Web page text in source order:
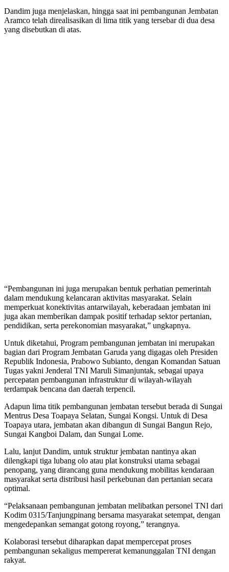
Dandim juga menjelaskan, hingga saat ini pembangunan Jembatan
Aramco telah direalisasikan di lima titik yang tersebar di dua desa
yang disebutkan di atas.
“Pembangunan ini juga merupakan bentuk perhatian pemerintah
dalam mendukung kelancaran aktivitas masyarakat. Selain
memperkuat konektivitas antarwilayah, keberadaan jembatan ini
juga akan memberikan dampak positif terhadap sektor pertanian,
pendidikan, serta perekonomian masyarakat,” ungkapnya.
Untuk diketahui, Program pembangunan jembatan ini merupakan
bagian dari Program Jembatan Garuda yang digagas oleh Presiden
Republik Indonesia, Prabowo Subianto, dengan Komandan Satuan
Tugas yakni Jenderal TNI Maruli Simanjuntak, sebagai upaya
percepatan pembangunan infrastruktur di wilayah-wilayah
terdampak bencana dan daerah terpencil.
Adapun lima titik pembangunan jembatan tersebut berada di Sungai
Mentrus Desa Toapaya Selatan, Sungai Kongsi. Untuk di Desa
Toapaya utara, jembatan akan dibangun di Sungai Bangun Rejo,
Sungai Kangboi Dalam, dan Sungai Lome.
Lalu, lanjut Dandim, untuk struktur jembatan nantinya akan
dilengkapi tiga lubang olo atau plat konstruksi utama sebagai
penopang, yang dirancang guna mendukung mobilitas kendaraan
masyarakat serta distribusi hasil perkebunan dan pertanian secara
optimal.
“Pelaksanaan pembangunan jembatan melibatkan personel TNI dari
Kodim 0315/Tanjungpinang bersama masyarakat setempat, dengan
mengedepankan semangat gotong royong,” terangnya.
Kolaborasi tersebut diharapkan dapat mempercepat proses
pembangunan sekaligus mempererat kemanunggalan TNI dengan
rakyat.